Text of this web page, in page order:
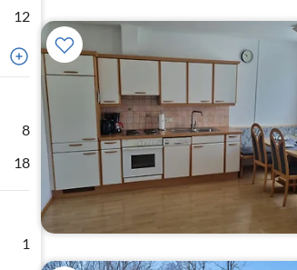
12
8
18
1